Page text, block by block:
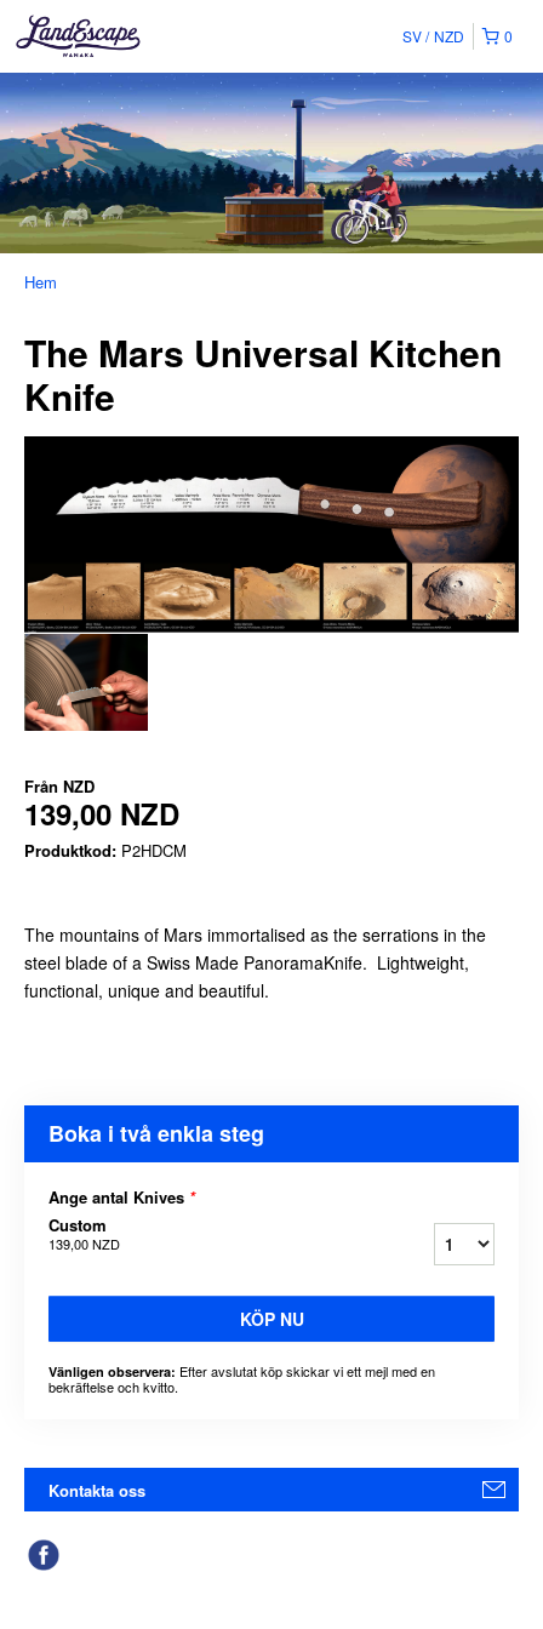
0
SV NZD
Hem
The Mars Universal Kitchen
Knife
Från NZD
139,00 NZD
Produktkod: P2HDCM
The mountains of Mars immortalised as the serrations in the
steel blade of a Swiss Made PanoramaKnife. Lightweight,
functional, unique and beautiful.
Boka i två enkla steg
Ange antal Knives *
Custom
139,00 NZD
KÖP NU
Vänligen observera: Efter avslutat köp skickar vi ett mejl med en
bekräftelse och kvitto.
Kontakta oss